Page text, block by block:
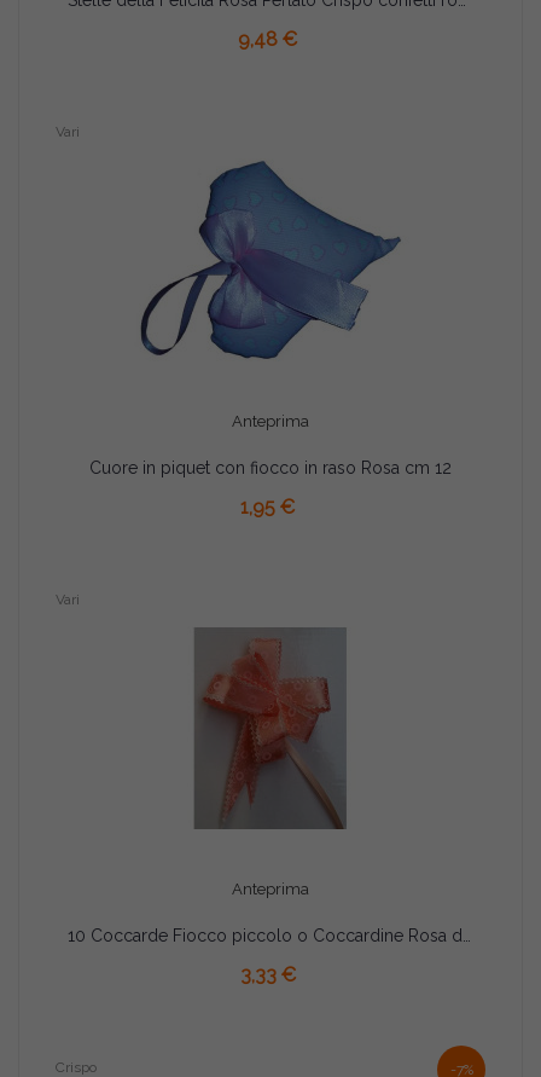
9,48 €
Anteprima
Vari
Cuore in piquet con fiocco in raso Rosa cm 12
1,95 €
Anteprima
Vari
3,33 €
-7%
Crispo